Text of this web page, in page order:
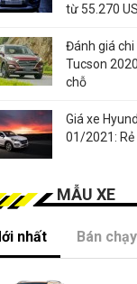
từ 55.270
Đánh giá chi
Tucson
chỗ
Giá xe
01/2021:
MẪU XE
nhất Bán chạy